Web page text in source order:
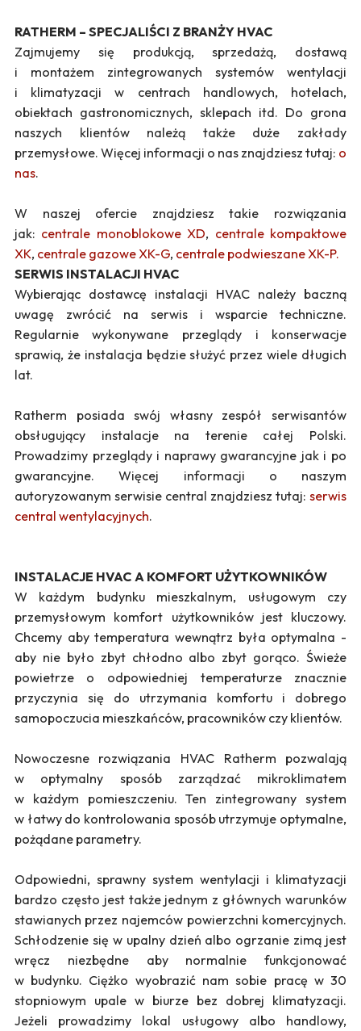
RATHERM – SPECJALIŚCI Z BRANŻY HVAC
Zajmujemy się produkcją, sprzedażą, dostawą
i montażem zintegrowanych systemów wentylacji
i klimatyzacji w centrach handlowych, hotelach,
obiektach gastronomicznych, sklepach itd. Do grona
naszych klientów należą także duże zakłady
przemysłowe. Więcej informacji o nas znajdziesz tutaj: o
nas.
W naszej ofercie znajdziesz takie rozwiązania
jak: centrale monoblokowe XD, centrale kompaktowe
XK, centrale gazowe XK-G, centrale podwieszane XK-P.
SERWIS INSTALACJI HVAC
Wybierając dostawcę instalacji HVAC należy baczną
uwagę zwrócić na serwis i wsparcie techniczne.
Regularnie wykonywane przeglądy i konserwacje
sprawią, że instalacja będzie służyć przez wiele długich
lat.
Ratherm posiada swój własny zespół serwisantów
obsługujący instalacje na terenie całej Polski.
Prowadzimy przeglądy i naprawy gwarancyjne jak i po
gwarancyjne. Więcej informacji o naszym
autoryzowanym serwisie central znajdziesz tutaj:serwis
central wentylacyjnych.
INSTALACJE HVAC A KOMFORT UŻYTKOWNIKÓW
W każdym budynku mieszkalnym, usługowym czy
przemysłowym komfort użytkowników jest kluczowy.
Chcemy aby temperatura wewnątrz była optymalna -
aby nie było zbyt chłodno albo zbyt gorąco. Świeże
powietrze o odpowiedniej temperaturze znacznie
przyczynia się do utrzymania komfortu i dobrego
samopoczucia mieszkańców, pracowników czy klientów.
Nowoczesne rozwiązania HVAC Ratherm pozwalają
w optymalny sposób zarządzać mikroklimatem
w każdym pomieszczeniu. Ten zintegrowany system
w łatwy do kontrolowania sposób utrzymuje optymalne,
pożądane parametry.
Odpowiedni, sprawny system wentylacji i klimatyzacji
bardzo często jest także jednym z głównych warunków
stawianych przez najemców powierzchni komercyjnych.
Schłodzenie się w upalny dzień albo ogrzanie zimą jest
wręcz niezbędne aby normalnie funkcjonować
w budynku. Ciężko wyobrazić nam sobie pracę w 30
stopniowym upale w biurze bez dobrej klimatyzacji.
Jeżeli prowadzimy lokal usługowy albo handlowy,